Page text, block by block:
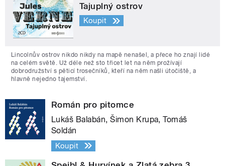
Tajuplný ostrov
Koupit
Lincolnův ostrov nikdo nikdy na mapě nenašel, a přece ho znají lidé
na celém světě. Už déle než sto třicet let na něm prožívají
dobrodružství s pěticí trosečníků, kteří na něm našli útočiště, a
hlavně nejedno tajemství.
Román pro pitomce
Lukáš Balabán, Šimon Krupa, Tomáš
Soldán
Koupit